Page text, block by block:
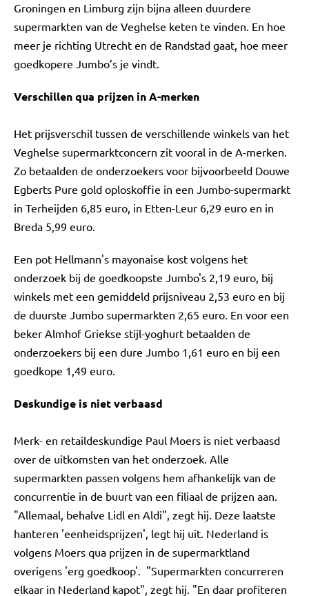
Groningen en Limburg zijn bijna alleen duurdere
supermarkten van de Veghelse keten te vinden. En hoe
meer je richting Utrecht en de Randstad gaat, hoe meer
goedkopere Jumbo’s je vindt.
Verschillen qua prijzen in A-merken
Het prijsverschil tussen de verschillende winkels van het
Veghelse supermarktconcern zit vooral in de A-merken.
Zo betaalden de onderzoekers voor bijvoorbeeld Douwe
Egberts Pure gold oploskoffie in een Jumbo-supermarkt
in Terheijden 6,85 euro, in Etten-Leur 6,29 euro en in
Breda 5,99 euro.
Een pot Hellmann's mayonaise kost volgens het
onderzoek bij de goedkoopste Jumbo's 2,19 euro, bij
winkels met een gemiddeld prijsniveau 2,53 euro en bij
de duurste Jumbo supermarkten 2,65 euro. En voor een
beker Almhof Griekse stijl-yoghurt betaalden de
onderzoekers bij een dure Jumbo 1,61 euro en bij een
goedkope 1,49 euro.
Deskundige is niet verbaasd
Merk- en retaildeskundige Paul Moers is niet verbaasd
over de uitkomsten van het onderzoek. Alle
supermarkten passen volgens hem afhankelijk van de
concurrentie in de buurt van een filiaal de prijzen aan.
"Allemaal, behalve Lidl en Aldi", zegt hij. Deze laatste
hanteren 'eenheidsprijzen', legt hij uit. Nederland is
volgens Moers qua prijzen in de supermarktland
overigens 'erg goedkoop'. "Supermarkten concurreren
elkaar in Nederland kapot", zegt hij. "En daar profiteren